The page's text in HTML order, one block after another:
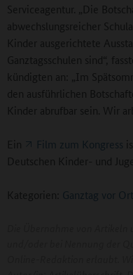
Serviceagentur. „Die
abwechslungsreicher
Kinder ausgerichtete
Ganztagsschulen sind“,
kündigten an: „Im
den ausführlichen
Kinder abrufbar sein. Wir
Ein Film zum Kongress
Deutschen Kinder- und
Kategorien: Ganztag vor Ort